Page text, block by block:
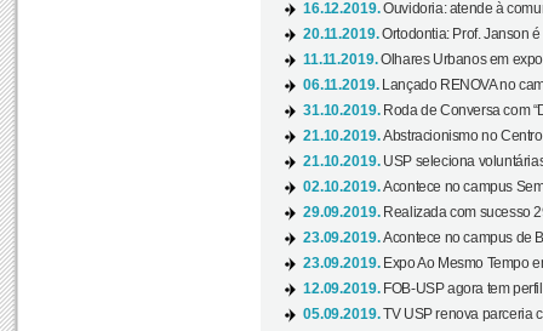
16.12.2019.Ouvidoria: atende à
20.11.2019.Ortodontia: Prof. Janson
11.11.2019.Olhares Urbanos em
06.11.2019.
Lançado RENOVA no
31.10.2019. Roda de Conversa com
21.10.2019.Abstracionismo no
21.10.2019. USP seleciona
02.10.2019.Acontece no campus
29.09.2019. Realizada com sucesso
23.09.2019.Acontece no campus de
23.09.2019. Expo Ao Mesmo Tempo
12.09.2019. FOB-USP agora tem
05.09.2019.TV USP renova parceria